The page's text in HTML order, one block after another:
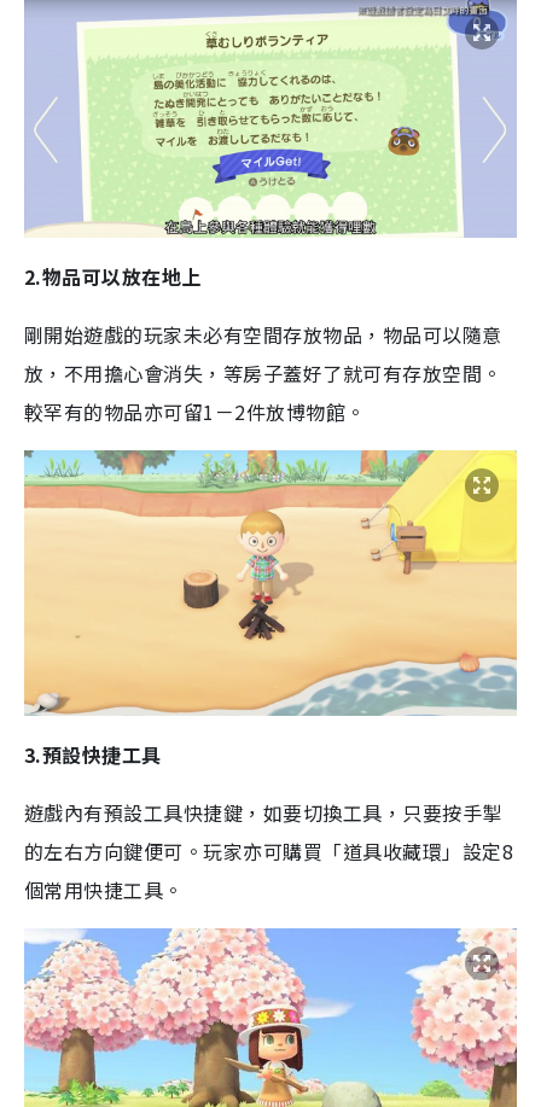
2.物品可以放在地上
剛開始遊戲的玩家未必有空間存放物品，物品可以隨意
放，不用擔心會消失，等房子蓋好了就可有存放空間。
較罕有的物品亦可留1－2件放博物館。
3.預設快捷工具
遊戲內有預設工具快捷鍵，如要切換工具，只要按手掣
的左右方向鍵便可。玩家亦可購買「道具收藏環」設定8
個常用快捷工具。